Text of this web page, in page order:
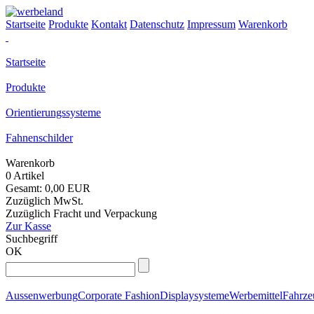
Startseite Produkte Kontakt Datenschutz Impressum Warenkorb
Startseite
Produkte
Orientierungssysteme
Fahnenschilder
Warenkorb
0 Artikel
Gesamt: 0,00 EUR
Zuzüglich MwSt.
Zuzüglich Fracht und Verpackung
Zur Kasse
Suchbegriff
OK
AussenwerbungCorporate FashionDisplaysystemeWerbemittel